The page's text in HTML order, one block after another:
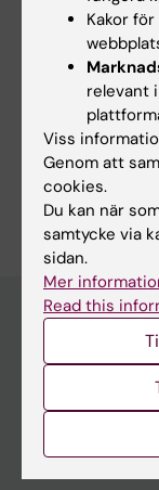
Länkar:
Better treatment
Anatomisk karta
operation
Radiologi och
Är du Lennart
Redigera din profil
Huvudmeny
Kakor för
relevant
Viss
Genom att
cookies.
Du kan när
samtycke via
sidan.
Mer
Read this